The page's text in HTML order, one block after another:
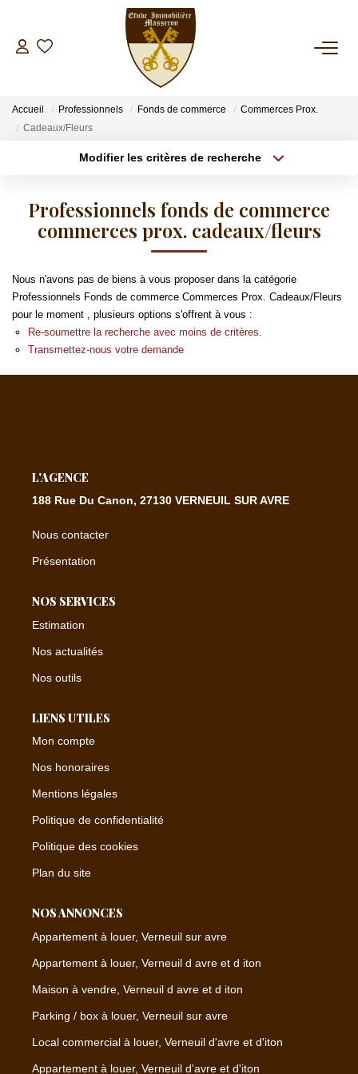
NOS BIENS
ESTIMATION
GESTION
SYNDIC
INVESTISSEMENT LOCATIF
Accueil Professionnels Fonds de commerce
Commerces Prox.
Cadeaux/Fleurs
Modifier les critères de recherche
Type de bien
Surface min
Créer une alerte
Professionnels fonds de commerce
commerces prox. cadeaux/fleurs
Nous n'avons pas de biens à vous proposer dans la catégorie
Professionnels Fonds de commerce Commerces Prox. Cadeaux/Fleurs
pour le moment , plusieurs options s'offrent à vous :
Re-soumettre la recherche avec moins de critères.
Transmettez-nous votre demande
L'AGENCE
188 Rue Du Canon, 27130 VERNEUIL SUR AVRE
Nous contacter
Présentation
NOS SERVICES
Estimation
Nos actualités
Nos outils
LIENS UTILES
Mon compte
Nos honoraires
Mentions légales
Politique de confidentialité
Politique des cookies
Plan du site
NOS ANNONCES
Appartement à louer, Verneuil sur avre
Appartement à louer, Verneuil d avre et d iton
Maison à vendre, Verneuil d avre et d iton
Parking / box à louer, Verneuil sur avre
Local commercial à louer, Verneuil d'avre et d'iton
Appartement à louer, Verneuil d'avre et d'iton